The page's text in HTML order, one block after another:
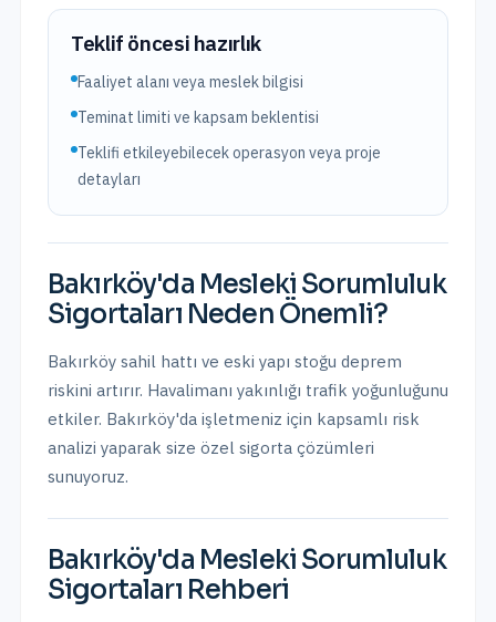
Teklif öncesi hazırlık
Faaliyet alanı veya meslek bilgisi
Teminat limiti ve kapsam beklentisi
Teklifi etkileyebilecek operasyon veya proje
detayları
Bakırköy'da Mesleki Sorumluluk
Sigortaları Neden Önemli?
Bakırköy sahil hattı ve eski yapı stoğu deprem
riskini artırır. Havalimanı yakınlığı trafik yoğunluğunu
etkiler. Bakırköy'da işletmeniz için kapsamlı risk
analizi yaparak size özel sigorta çözümleri
sunuyoruz.
Bakırköy'da Mesleki Sorumluluk
Sigortaları Rehberi